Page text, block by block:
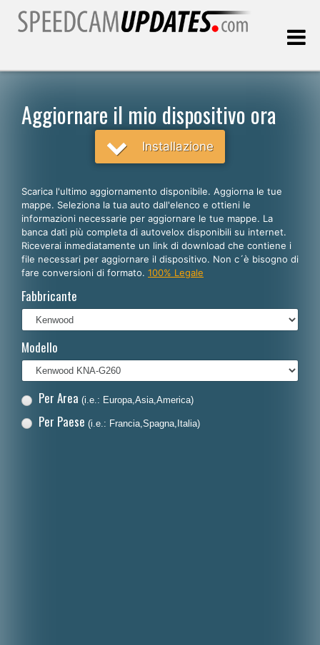
Italiano
English
Español
Deutsch
Polski
Dansk
Aggiornare il mio dispositivo ora
Installazione
Scarica l'ultimo aggiornamento disponibile. Aggiorna le tue
mappe. Seleziona la tua auto dall'elenco e ottieni le
informazioni necessarie per aggiornare le tue mappe. La
banca dati più completa di autovelox disponibili su internet.
Riceverai inmediatamente un link di download che contiene i
file necessari per aggiornare il dispositivo. Non c´è bisogno di
fare conversioni di formato. 100% Legale
Fabbricante
Modello
Per Area (i.e.: Europa,Asia,America)
Per Paese (i.e.: Francia,Spagna,Italia)